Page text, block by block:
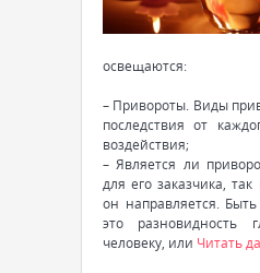
освещаются:
– Привороты. Виды
последствия от
воздействия;
– Является ли
для его заказчика,
он направляется.
это разновидность
человеку, или Читать